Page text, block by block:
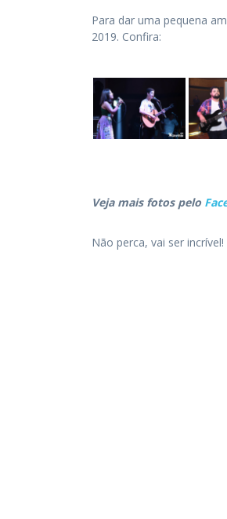
Para dar uma pequena
2019. Confira:
Veja mais fotos pelo
Não perca, vai ser incrível!